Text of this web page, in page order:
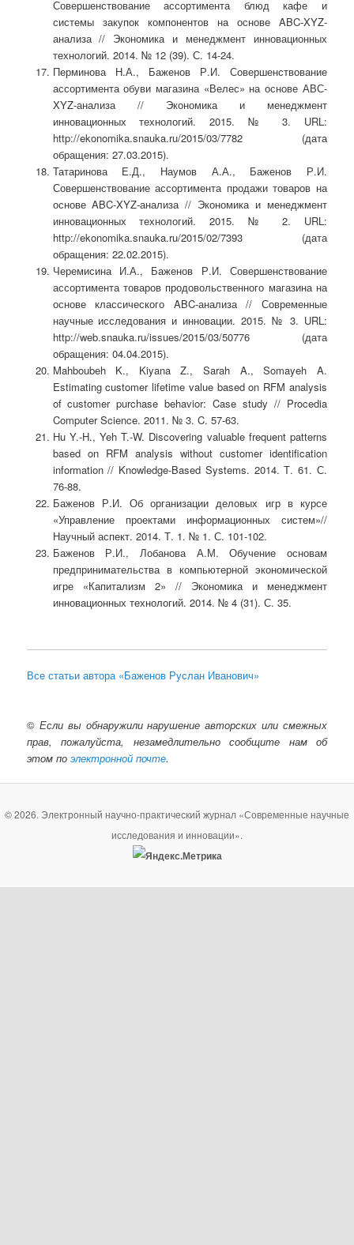
Совершенствование ассортимента блюд кафе и
системы закупок компонентов на основе ABC-XYZ-
анализа // Экономика и менеджмент инновационных
технологий. 2014. № 12 (39). С. 14-24.
Перминова Н.А., Баженов Р.И. Совершенствование
ассортимента обуви магазина «Велес» на основе АВС-
XYZ-анализа // Экономика и менеджмент
инновационных технологий. 2015. № 3. URL:
http://ekonomika.snauka.ru/2015/03/7782 (дата
обращения: 27.03.2015).
Татаринова Е.Д., Наумов А.А., Баженов Р.И.
Совершенствование ассортимента продажи товаров на
основе ABC-XYZ-анализа // Экономика и менеджмент
инновационных технологий. 2015. № 2. URL:
http://ekonomika.snauka.ru/2015/02/7393 (дата
обращения: 22.02.2015).
Черемисина И.А., Баженов Р.И. Совершенствование
ассортимента товаров продовольственного магазина на
основе классического ABC-анализа // Современные
научные исследования и инновации. 2015. № 3. URL:
http://web.snauka.ru/issues/2015/03/50776 (дата
обращения: 04.04.2015).
Mahboubeh K., Kiyana Z., Sarah A., Somayeh A.
Estimating customer lifetime value based on RFM analysis
of customer purchase behavior: Case study // Procedia
Computer Science. 2011. № 3. C. 57-63.
Hu Y.-H., Yeh T.-W. Discovering valuable frequent patterns
based on RFM analysis without customer identification
information // Knowledge-Based Systems. 2014. Т. 61. С.
76-88.
Баженов Р.И. Об организации деловых игр в курсе
«Управление проектами информационных систем»//
Научный аспект. 2014. Т. 1. № 1. С. 101-102.
Баженов Р.И., Лобанова А.М. Обучение основам
предпринимательства в компьютерной экономической
игре «Капитализм 2» // Экономика и менеджмент
инновационных технологий. 2014. № 4 (31). С. 35.
Все статьи автора «Баженов Руслан Иванович»
© Если вы обнаружили нарушение авторских или смежных
прав, пожалуйста, незамедлительно сообщите нам об
этом поэлектронной почте.
© 2026. Электронный научно-практический журнал «Современные научные
исследования и инновации».